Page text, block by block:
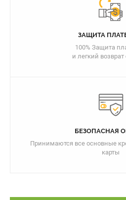
ЗАЩИТА
100% Защита
и легкий возврат
БЕЗОПАСНАЯ
Принимаются все основные
карты